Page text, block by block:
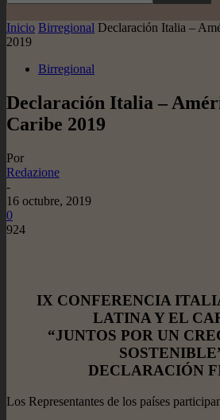
Inicio Birregional Declaración Italia –
2019
Birregional
Declaración Italia –
Caribe 2019
Por
Redazione
-
16 octubre, 2019
0
924
IX CONFERENCIA
LATINA Y EL
“JUNTOS POR UN
DECLARACIÓN
Los Representantes de los países